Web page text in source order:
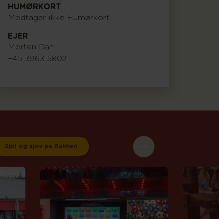
HUMØRKORT
Modtager ikke Humørkort.
EJER
Morten Dahl
+45 3963 5802
Spil og sjov på Bakken